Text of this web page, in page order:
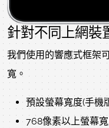
針對不同上網裝
我們使用的響應式框架
寬。
預設螢幕寬度(手機
768像素以上螢幕